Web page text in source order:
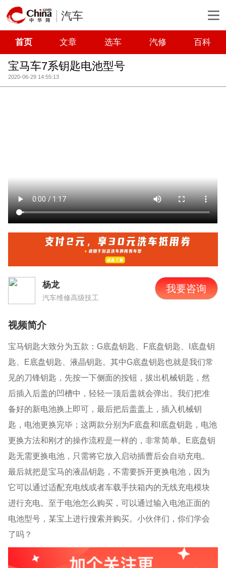
汽车
首页 文章 选车 汽修 百科
宝马车7系钥匙电池型号
2020-06-29 14:55:13
杨龙
汽车维修高级技工
我要咨询
视频简介
宝马钥匙大致分为五款：G底盘钥匙、F底盘钥匙、
I底盘钥
匙
E底盘钥匙、液晶钥匙。其中G底盘钥匙也就是我们常
见的刀锋钥匙，先按一下侧面的按钮，拔出机械钥匙，然
后插入后盖的凹槽中，轻轻一顶后盖就会弹出。我们把准
备好的新电池换上即可，最后把后盖盖上，插入机械钥
匙，电池更换完毕；这两款分别为F底盘和I底盘钥匙，电池
更换方法和刚才的操作流程是一样的，非常简单。E底盘钥
匙无需更换电池，只需将它放入启动插曹后会自动充电。
最后就把是宝马的液晶钥匙，不需要拆开更换电池，因为
它可以通过适配充电线或者车载手扶箱内的无线充电模块
进行充电。至于电池怎么购买，可以通过输入电池正面的
电池型号，某宝上进行搜索并购买。小伙伴们，你们学会
了吗？